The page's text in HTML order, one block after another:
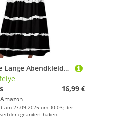
RMBLYfeiye Lange Abendkleider Strandkleid Damen Große Größen Radler Unter Dem Kleid Rundhals Gestreifter Druck Kurzarm Ballkleider Mit Taschen Tüll
16,99 €
Amazon
am 27.09.2025 um 00:03; der
geändert haben.